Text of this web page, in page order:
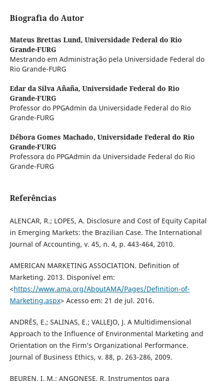
Biografia do Autor
Mateus Brettas Lund, Universidade Federal do Rio
Grande-FURG
Mestrando em Administração pela Universidade Federal do
Rio Grande-FURG
Edar da Silva Añaña, Universidade Federal do Rio
Grande-FURG
Professor do PPGAdmin da Universidade Federal do Rio
Grande-FURG
Débora Gomes Machado, Universidade Federal do Rio
Grande-FURG
Professora do PPGAdmin da Universidade Federal do Rio
Grande-FURG
Referências
ALENCAR, R.; LOPES, A. Disclosure and Cost of Equity Capital
in Emerging Markets: the Brazilian Case. The International
Journal of Accounting, v. 45, n. 4, p. 443-464, 2010.
AMERICAN MARKETING ASSOCIATION. Definition of
Marketing. 2013. Disponível em:
<https://www.ama.org/AboutAMA/Pages/Definition-of-
Marketing.aspx> Acesso em: 21 de jul. 2016.
ANDRÉS, E.; SALINAS, E.; VALLEJO, J. A Multidimensional
Approach to the Influence of Environmental Marketing and
Orientation on the Firm’s Organizational Performance.
Journal of Business Ethics, v. 88, p. 263-286, 2009.
BEUREN, I. M.; ANGONESE, R. Instrumentos para